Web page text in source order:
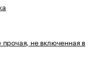
не включенная в